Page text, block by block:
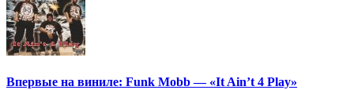
Впервые на виниле: Funk Mobb — «It Ain’t 4 Play»